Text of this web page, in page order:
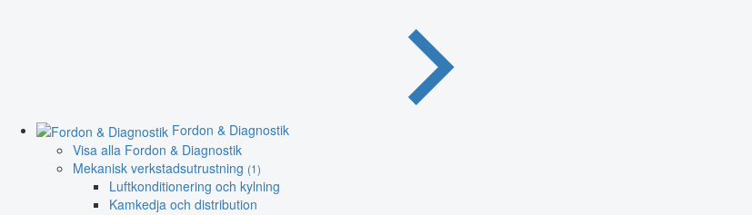
Fordon & Diagnostik
Visa alla Fordon & Diagnostik
Mekanisk verkstadsutrustning (1)
Luftkonditionering och kylning
Kamkedja och distribution